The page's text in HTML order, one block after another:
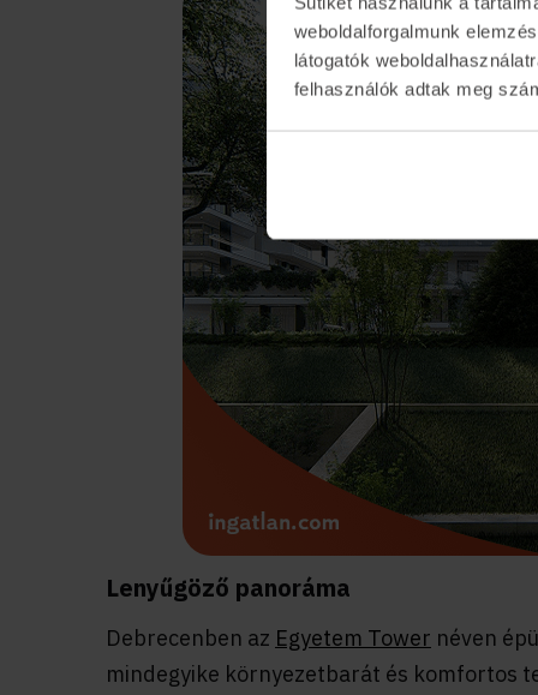
weboldalforgalmunk
látogatók
felhasználók adtak meg
Lenyűgöző panoráma
Debrecenben az Egyetem Tower néven
mindegyike környezetbarát és komfortos